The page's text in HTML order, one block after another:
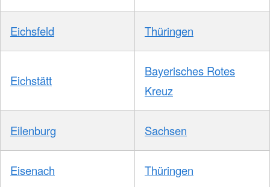
Eichsfeld Thüringen
Eichstätt
Bayerisches Rotes
Kreuz
Eilenburg Sachsen
Eisenach Thüringen